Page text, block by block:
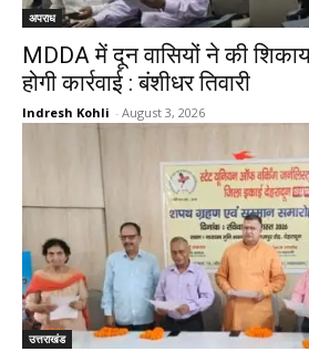
अपराध
MDDA में दून वासियों ने की
होगी कार्रवाई : बंशीधर तिवारी
Indresh Kohli - August 3, 2026
उत्तराखंड